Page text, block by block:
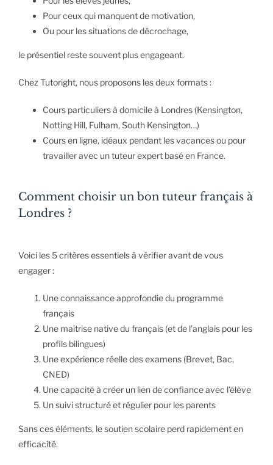
Pour ceux qui manquent de motivation,
Ou pour les situations de décrochage,
le présentiel reste souvent plus engageant.
Chez Tutoright, nous proposons les deux formats :
Cours particuliers à domicile à Londres (Kensington,
Notting Hill, Fulham, South Kensington…)
Cours en ligne, idéaux pendant les vacances ou pour
travailler avec un tuteur expert basé en France.
Comment choisir un bon tuteur français à
Londres ?
Voici les 5 critères essentiels à vérifier avant de vous
engager :
Une connaissance approfondie du programme
français
Une maîtrise native du français (et de l’anglais pour les
profils bilingues)
Une expérience réelle des examens (Brevet, Bac,
CNED)
Une capacité à créer un lien de confiance avec l’élève
Un suivi structuré et régulier pour les parents
Sans ces éléments, le soutien scolaire perd rapidement en
efficacité.